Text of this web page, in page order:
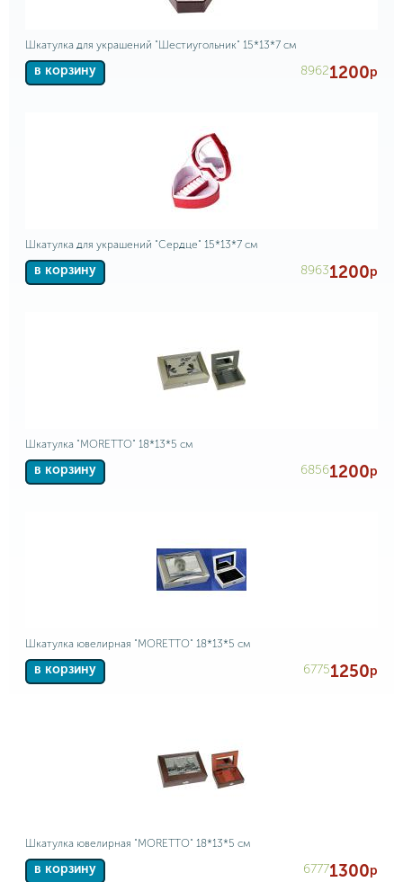
Шкатулка для украшений "Шестиугольник" 15*13*7 см
в корзину 89621200р
Шкатулка для украшений "Сердце" 15*13*7 см
в корзину 89631200р
Шкатулка "MORETTO" 18*13*5 см
в корзину 68561200р
Шкатулка ювелирная "MORETTO" 18*13*5 см
в корзину 67751250р
Шкатулка ювелирная "MORETTO" 18*13*5 см
в корзину 67771300р